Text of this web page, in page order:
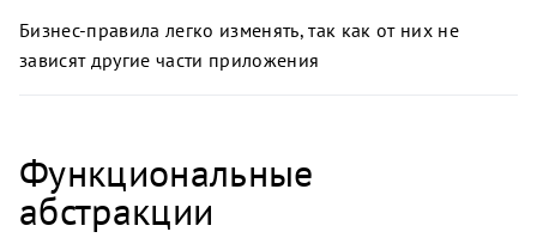
Бизнес-правила легко изменять, так как от них не
зависят другие части приложения
Функциональные
абстракции